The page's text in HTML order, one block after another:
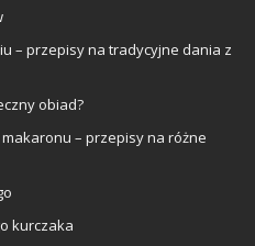
– przepisy na tradycyjne dania z
obiad?
– przepisy na różne
kurczaka